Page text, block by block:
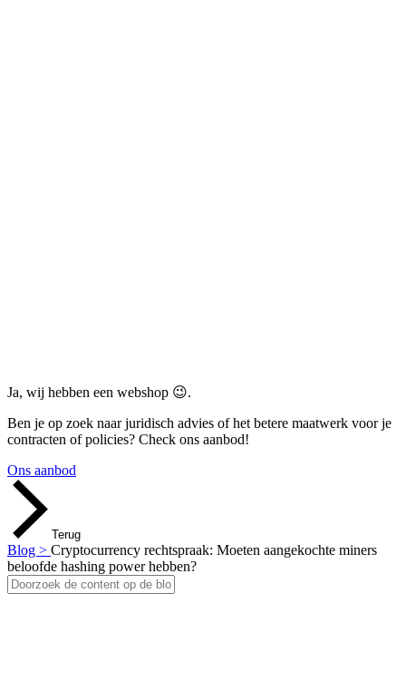
Ja, wij hebben een webshop 😉.
Ben je op zoek naar juridisch advies of het betere maatwerk voor je
contracten of policies? Check ons aanbod!
Ons aanbod
Terug
Blog > Cryptocurrency rechtspraak: Moeten aangekochte miners
beloofde hashing power hebben?